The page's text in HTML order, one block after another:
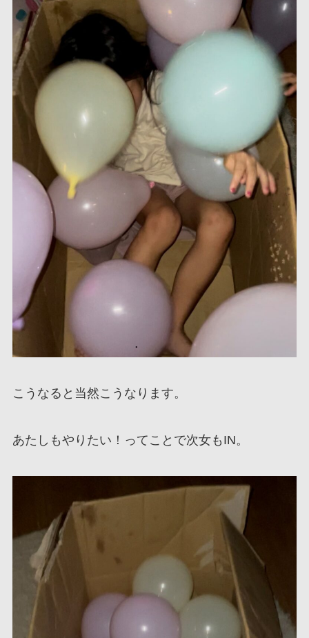
こうなると当然こうなります。
あたしもやりたい！ってことで次女もIN。